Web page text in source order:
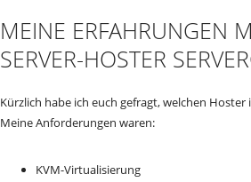
MEINE ERFAHRUNGEN
SERVER-HOSTER
Kürzlich habe ich euch gefragt, welchen
Meine Anforderungen waren:
KVM-Virtualisierung